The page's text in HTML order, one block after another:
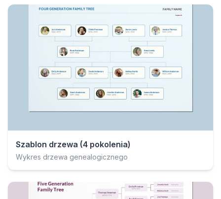
Szablon drzewa (4 pokolenia)
Wykres drzewa genealogicznego